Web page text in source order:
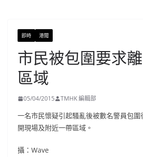
即時 港聞
市民被包圍要求
區域
05/04/2015 TMHK 編輯部
一名市民懷疑引起騷亂後被數名警員包
開現場及附近一帶區域。
攝：Wave